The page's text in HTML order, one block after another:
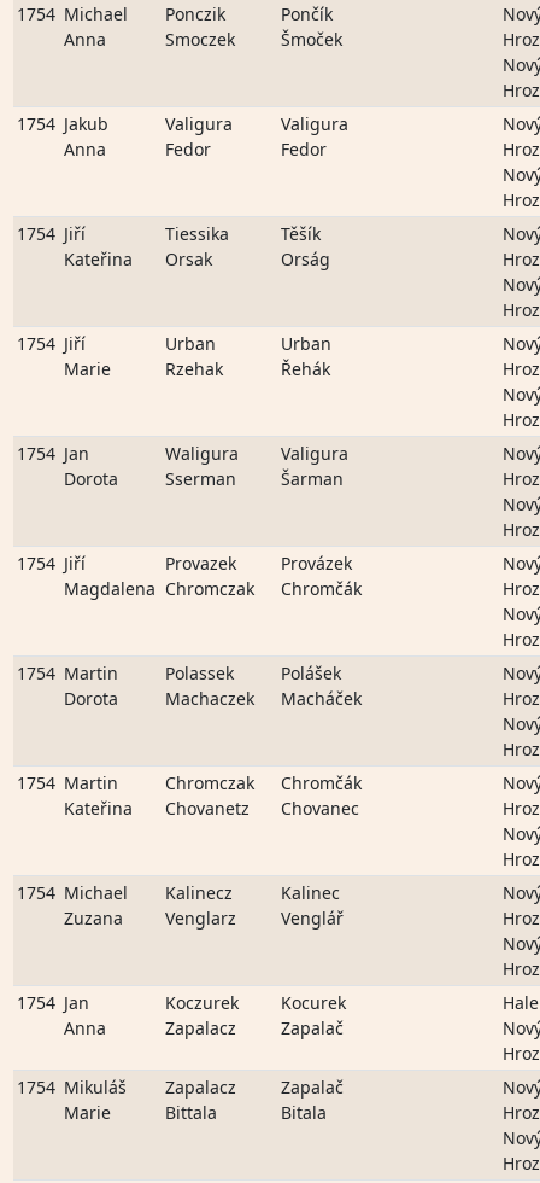
1754 Michael
Anna
Ponczik
Smoczek
Pončík
Šmoček
1754 Jakub
Anna
Valigura
Fedor
Valigura
Fedor
1754 Jiří
Kateřina
Tiessika
Orsak
Těšík
Orság
1754 Jiří
Marie
Urban
Rzehak
Urban
Řehák
1754 Jan
Dorota
Waligura
Sserman
Valigura
Šarman
1754 Jiří
Magdalena
Provazek
Chromczak
Provázek
Chromčák
1754 Martin
Dorota
Polassek
Machaczek
Polášek
Macháček
1754 Martin
Kateřina
Chromczak
Chovanetz
Chromčák
Chovanec
1754 Michael
Zuzana
Kalinecz
Venglarz
Kalinec
Venglář
1754 Jan
Anna
Koczurek
Zapalacz
Kocurek
Zapalač
1754 Mikuláš
Marie
Zapalacz
Bittala
Zapalač
Bitala